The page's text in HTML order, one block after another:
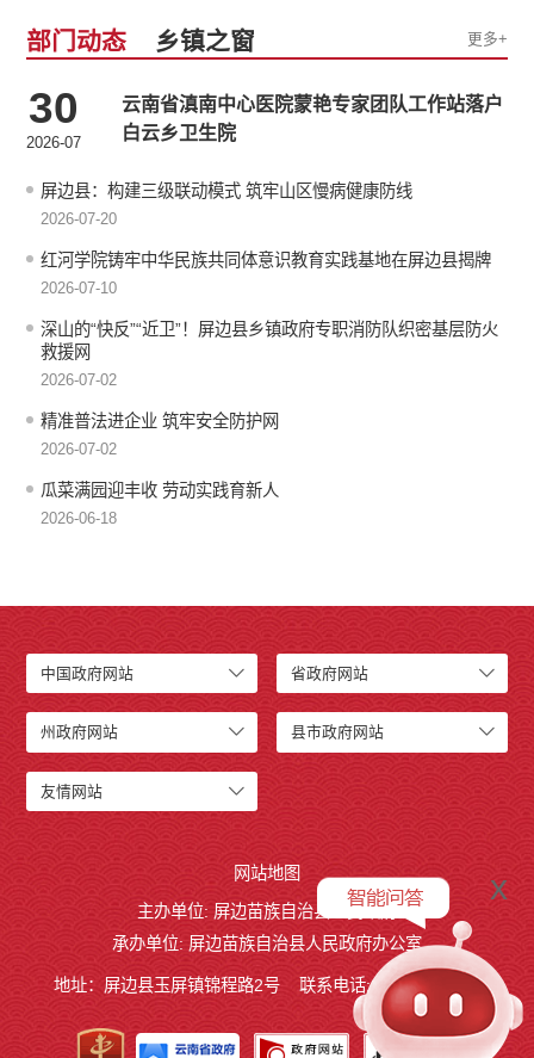
部门动态 乡镇之窗
30
2026-07
云南省滇南中心医院蒙艳专家团队工作站落户
白云乡卫生院
屏边县：构建三级联动模式 筑牢山区慢病健康防线
2026-07-20
红河学院铸牢中华民族共同体意识教育实践基地在屏边县揭牌
2026-07-10
深山的“快反”“近卫”！屏边县乡镇政府专职消防队织密基层防火
救援网
2026-07-02
精准普法进企业 筑牢安全防护网
2026-07-02
瓜菜满园迎丰收 劳动实践育新人
2026-06-18
更多+
中国政府网站 省政府网站
州政府网站 县市政府网站
友情网站
网站地图
主办单位: 屏边苗族自治县人民政府
承办单位: 屏边苗族自治县人民政府办公室
地址：屏边县玉屏镇锦程路2号 联系电话:0873-3221803
x